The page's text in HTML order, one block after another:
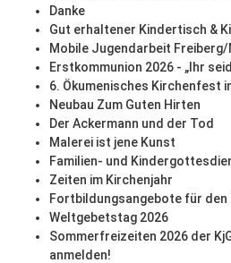
Danke
Gut erhaltener Kindertisch &
Mobile Jugendarbeit
Erstkommunion 2026 - „Ihr
6. Ökumenisches Kirchenfest
Neubau Zum Guten Hirten
Der Ackermann und der Tod
Malerei ist jene Kunst
Familien- und
Zeiten im Kirchenjahr
Fortbildungsangebote für
Weltgebetstag 2026
Sommerfreizeiten 2026 der
anmelden!